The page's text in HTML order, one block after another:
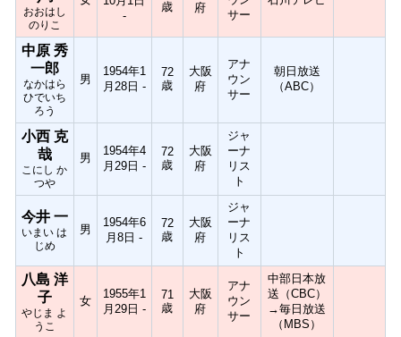
おおはし
のりこ
-
歳 府
サー
中原 秀
一郎
なかはら
ひでいち
ろう
男
1954年1
月28日 -
72
歳
大阪
府
アナ
ウン
サー
朝日放送
（ABC）
小西 克
哉
こにし か
つや
男
1954年4
月29日 -
72
歳
大阪
府
ジャ
ーナ
リス
ト
今井 一
いまい は
じめ
男
1954年6
月8日 -
72
歳
大阪
府
ジャ
ーナ
リス
ト
八島 洋
子
やじま よ
うこ
女
1955年1
月29日 -
71
歳
大阪
府
アナ
ウン
サー
中部日本放
送（CBC）
→毎日放送
（MBS）